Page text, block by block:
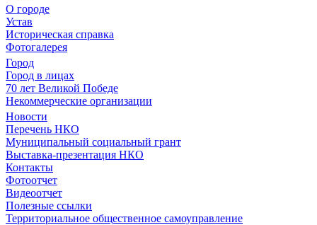
О городе
Устав
Историческая справка
Фотогалерея
Город
Город в лицах
70 лет Великой Победе
Некоммерческие организации
Новости
Перечень НКО
Муниципальный социальный грант
Выставка-презентация НКО
Контакты
Фотоотчет
Видеоотчет
Полезные ссылки
Территориальное общественное самоуправление